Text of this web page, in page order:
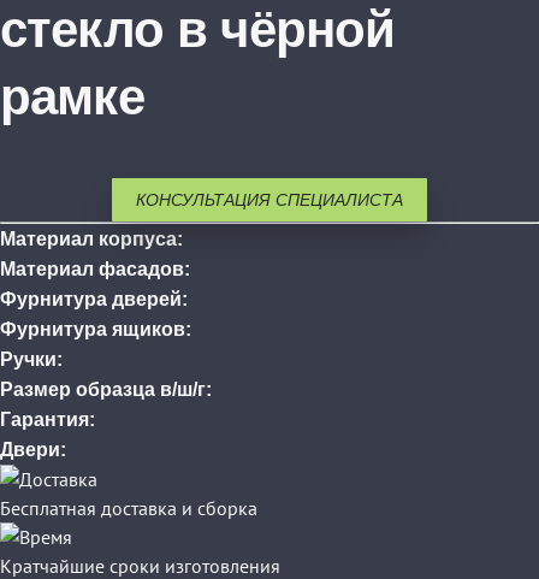
стекло в чёрной
рамке
КОНСУЛЬТАЦИЯ СПЕЦИАЛИСТА
Материал корпуса:
Материал фасадов:
Фурнитура дверей:
Фурнитура ящиков:
Ручки:
Размер образца в/ш/г:
Гарантия:
Двери:
Бесплатная доставка и сборка
Кратчайшие сроки изготовления